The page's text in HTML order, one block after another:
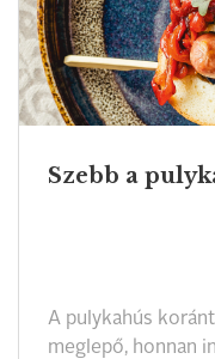
Szebb a
A pulykahús
meglepő, honnan